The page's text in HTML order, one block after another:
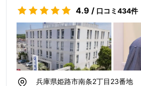
4.9 / 口コミ 434件
兵庫県姫路市南条2丁目23番地